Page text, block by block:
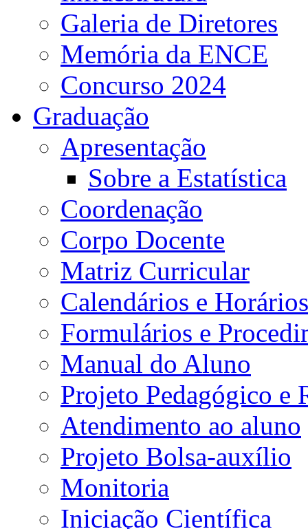
Galeria de Diretores
Memória da ENCE
Concurso 2024
Graduação
Apresentação
Sobre a Estatística
Coordenação
Corpo Docente
Matriz Curricular
Calendários e Horários
Formulários e
Manual do Aluno
Projeto Pedagógico e
Atendimento ao aluno
Projeto Bolsa-auxílio
Monitoria
Iniciação Científica